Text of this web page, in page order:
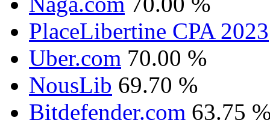
PlaceLibertine CPA 2023
Uber.com 70.00 %
NousLib 69.70 %
Bitdefender.com 63.75